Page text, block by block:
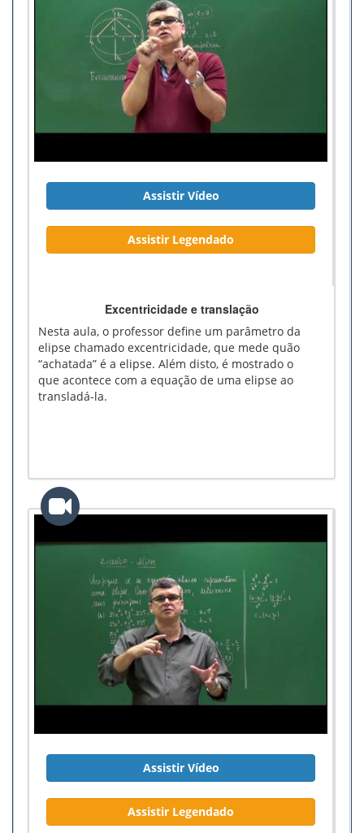
Assistir Vídeo
Assistir Legendado
Excentricidade e translação
Nesta aula, o professor define um parâmetro da
elipse chamado excentricidade, que mede quão
“achatada” é a elipse. Além disto, é mostrado o
que acontece com a equação de uma elipse ao
transladá-la.
Assistir Vídeo
Assistir Legendado